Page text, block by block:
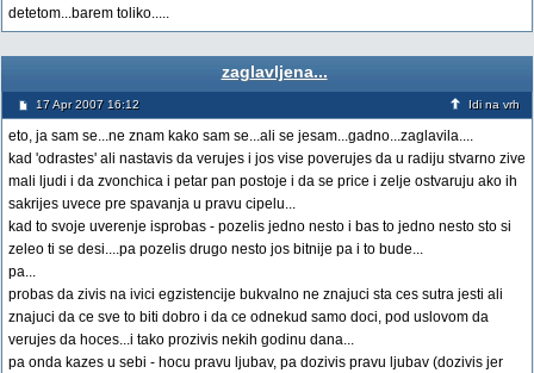
detetom...barem toliko.....
zaglavljena...
17 Apr 2007 16:12 Idi na vrh
eto, ja sam se...ne znam kako sam se...ali se jesam...gadno...zaglavila....
kad 'odrastes' ali nastavis da verujes i jos vise poverujes da u radiju stvarno zive
mali ljudi i da zvonchica i petar pan postoje i da se price i zelje ostvaruju ako ih
sakrijes uvece pre spavanja u pravu cipelu...
kad to svoje uverenje isprobas - pozelis jedno nesto i bas to jedno nesto sto si
zeleo ti se desi....pa pozelis drugo nesto jos bitnije pa i to bude...
pa...
probas da zivis na ivici egzistencije bukvalno ne znajuci sta ces sutra jesti ali
znajuci da ce sve to biti dobro i da ce odnekud samo doci, pod uslovom da
verujes da hoces...i tako prozivis nekih godinu dana...
pa onda kazes u sebi - hocu pravu ljubav, pa dozivis pravu ljubav (dozivis jer